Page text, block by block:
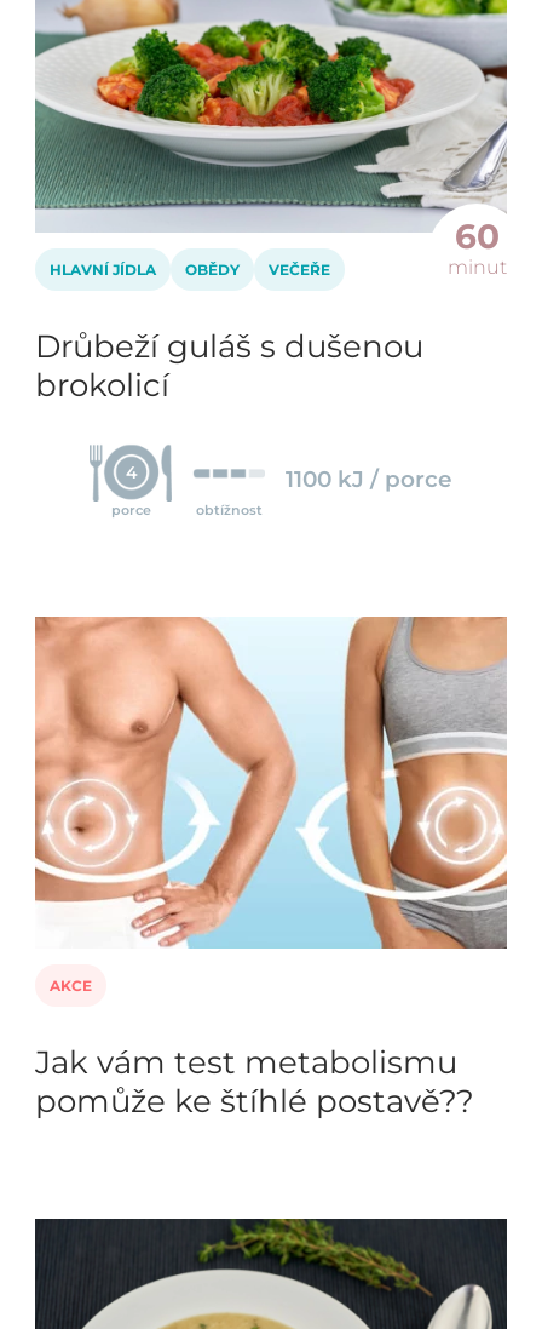
60
minut
HLAVNÍ JÍDLA OBĚDY VEČEŘE
Drůbeží guláš s dušenou
brokolicí
4
porce obtížnost
1100 kJ / porce
AKCE
Jak vám test metabolismu
pomůže ke štíhlé postavě??